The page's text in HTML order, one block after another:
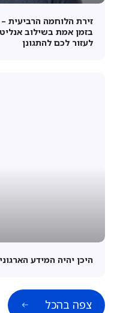
זירת הלוחמה הרביעית
בזמן אמת בשילוב
לעזור לכם להתגונן
היכן יהיה המידע
צפה בהכל